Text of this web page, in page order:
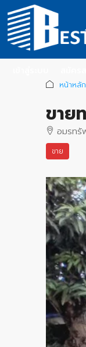
หน้าหลัก
ขาย
อมรทรั
ขาย